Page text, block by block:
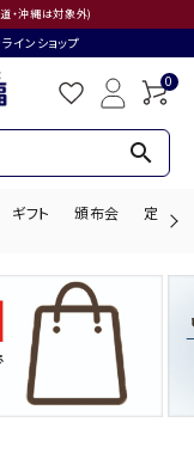
・沖縄は対象外)
インショップ
0
search
ギフト 頒布会 定期購